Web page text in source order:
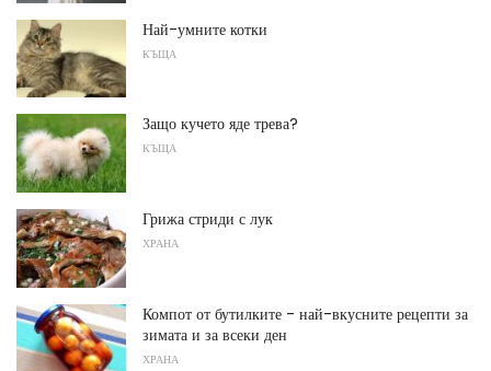
Най-умните котки
КЪЩА
Защо кучето яде трева?
КЪЩА
Грижа стриди с лук
ХРАНА
Компот от бутилките - най-вкусните рецепти за
зимата и за всеки ден
ХРАНА